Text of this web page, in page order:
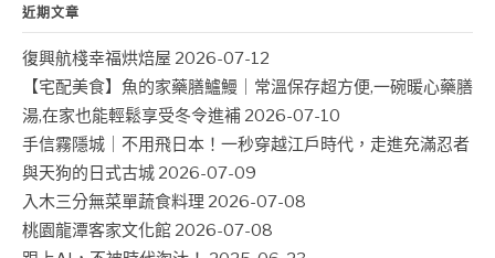
近期文章
復興航棧幸福烘焙屋 2026-07-12
【宅配美食】魚的家藥膳鱸鰻｜常溫保存超方便,一碗暖心藥膳
湯,在家也能輕鬆享受冬令進補 2026-07-10
手信霧隱城｜不用飛日本！一秒穿越江戶時代，走進充滿忍者
與天狗的日式古城 2026-07-09
入木三分無菜單蔬食料理 2026-07-08
桃園龍潭客家文化館 2026-07-08